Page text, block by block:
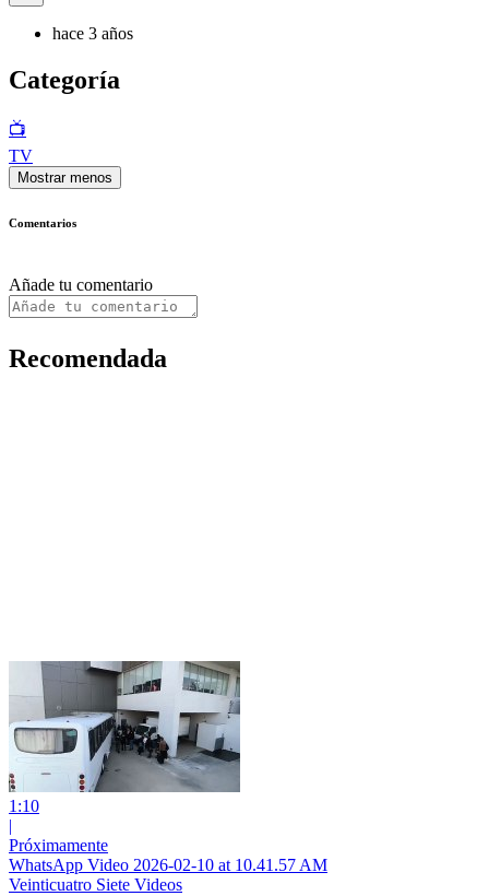
hace 3 años
Categoría
📺
TV
Mostrar menos
Comentarios
Añade tu comentario
Recomendada
1:10
|
Próximamente
WhatsApp Video 2026-02-10 at 10.41.57 AM
Veinticuatro Siete Videos